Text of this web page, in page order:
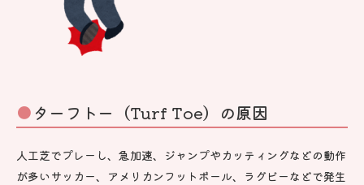
ターフトー（Turf Toe）の原因
人工芝でプレーし、急加速、ジャンプやカッティングなどの動作
が多いサッカー、アメリカンフットボール、ラグビーなどで発生